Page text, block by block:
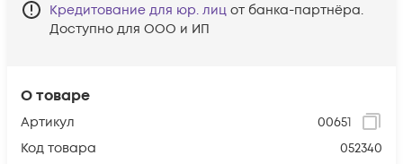
О товаре
Артикул
00651
Код товара
052340
Кредитование для юр. лиц от банка-партнёра.
Доступно для ООО и ИП